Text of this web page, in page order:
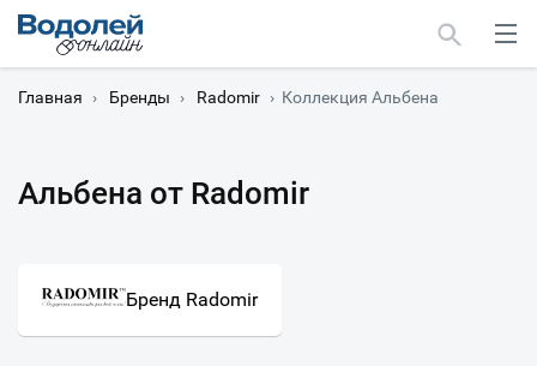
Главная › Бренды › Radomir › Коллекция Альбена
Альбена от Radomir
Бренд Radomir